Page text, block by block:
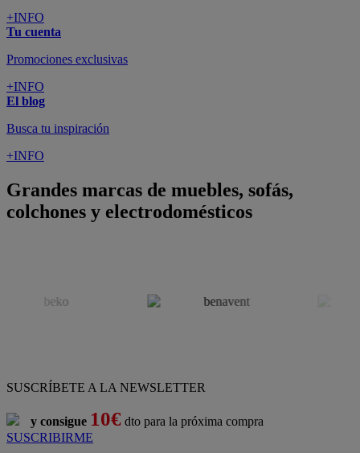
+INFO
Tu cuenta
Promociones exclusivas
+INFO
El blog
Busca tu inspiración
+INFO
Grandes marcas de muebles, sofás,
colchones y electrodomésticos
SUSCRÍBETE A LA NEWSLETTER
y consigue 10€ dto para la próxima compra
SUSCRIBIRME